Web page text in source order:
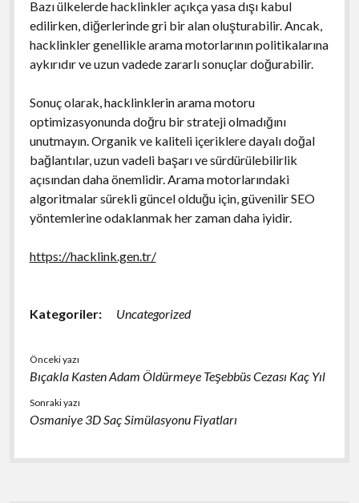
Bazı ülkelerde hacklinkler açıkça yasa dışı kabul
edilirken, diğerlerinde gri bir alan oluşturabilir. Ancak,
hacklinkler genellikle arama motorlarının politikalarına
aykırıdır ve uzun vadede zararlı sonuçlar doğurabilir.
Sonuç olarak, hacklinklerin arama motoru
optimizasyonunda doğru bir strateji olmadığını
unutmayın. Organik ve kaliteli içeriklere dayalı doğal
bağlantılar, uzun vadeli başarı ve sürdürülebilirlik
açısından daha önemlidir. Arama motorlarındaki
algoritmalar sürekli güncel olduğu için, güvenilir SEO
yöntemlerine odaklanmak her zaman daha iyidir.
https://hacklink.gen.tr/
Kategoriler: Uncategorized
Önceki yazı
Bıçakla Kasten Adam Öldürmeye Teşebbüs Cezası Kaç Yıl
Sonraki yazı
Osmaniye 3D Saç Simülasyonu Fiyatları